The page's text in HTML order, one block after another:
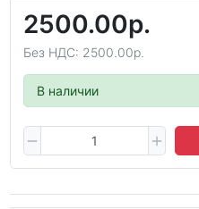
2500.00р.
Без НДС: 2500.00р.
В наличии